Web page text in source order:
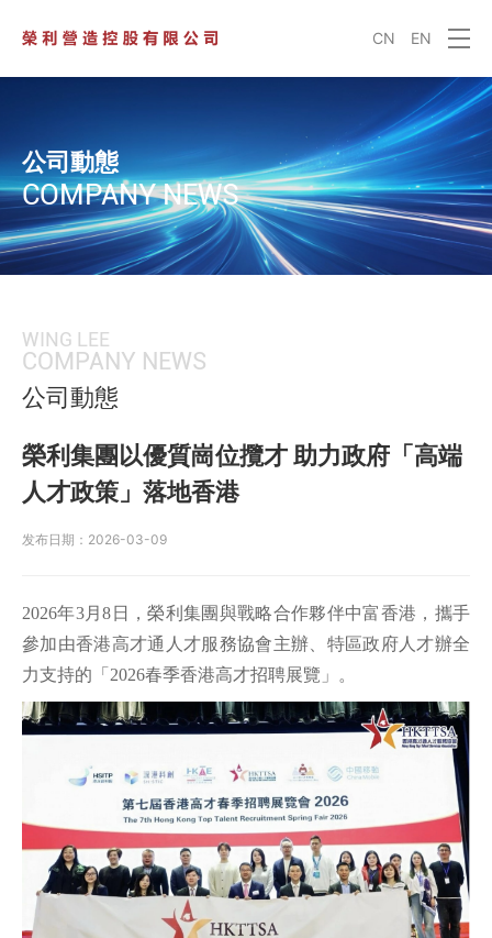
CN EN
公司動態
COMPANY NEWS
WING LEE
COMPANY NEWS
公司動態
榮利集團以優質崗位攬才 助力政府「高端
人才政策」落地香港
发布日期： 2026-03-09
2026年3月8日，榮利集團與戰略合作夥伴中富香港，攜手
參加由香港高才通人才服務協會主辦、特區政府人才辦全
力支持的「2026春季香港高才招聘展覽」。